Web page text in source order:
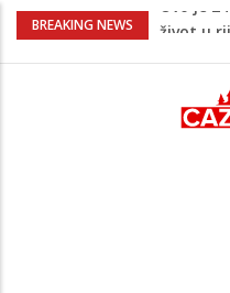
BREAKING NEWS
Teška
Na
Sutra